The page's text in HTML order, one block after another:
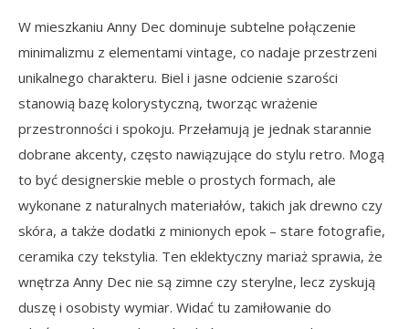
W mieszkaniu Anny Dec dominuje subtelne połączenie
minimalizmu z elementami vintage, co nadaje przestrzeni
unikalnego charakteru. Biel i jasne odcienie szarości
stanowią bazę kolorystyczną, tworząc wrażenie
przestronności i spokoju. Przełamują je jednak starannie
dobrane akcenty, często nawiązujące do stylu retro. Mogą
to być designerskie meble o prostych formach, ale
wykonane z naturalnych materiałów, takich jak drewno czy
skóra, a także dodatki z minionych epok – stare fotografie,
ceramika czy tekstylia. Ten eklektyczny mariaż sprawia, że
wnętrza Anny Dec nie są zimne czy sterylne, lecz zyskują
duszę i osobisty wymiar. Widać tu zamiłowanie do